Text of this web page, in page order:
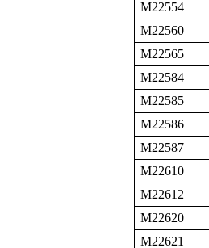
M22554
M22560
M22565
M22584
M22585
M22586
M22587
M22610
M22612
M22620
M22621